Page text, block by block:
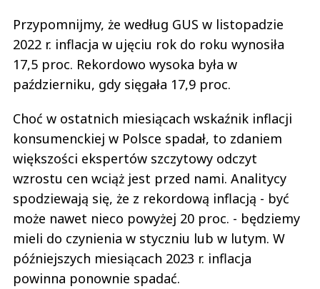
Przypomnijmy, że według GUS w listopadzie
2022 r. inflacja w ujęciu rok do roku wynosiła
17,5 proc. Rekordowo wysoka była w
październiku, gdy sięgała 17,9 proc.
Choć w ostatnich miesiącach wskaźnik inflacji
konsumenckiej w Polsce spadał, to zdaniem
większości ekspertów szczytowy odczyt
wzrostu cen wciąż jest przed nami. Analitycy
spodziewają się, że z rekordową inflacją - być
może nawet nieco powyżej 20 proc. - będziemy
mieli do czynienia w styczniu lub w lutym. W
późniejszych miesiącach 2023 r. inflacja
powinna ponownie spadać.